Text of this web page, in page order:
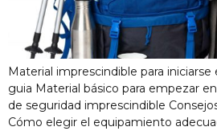
Material imprescindible para iniciarse
guia Material básico para empezar
de seguridad imprescindible
Cómo elegir el equipamiento